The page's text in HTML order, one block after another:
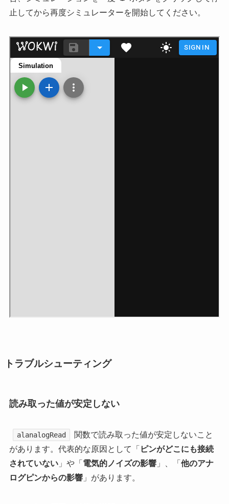
止してから再度シミュレーターを開始してください。
トラブルシューティング
読み取った値が安定しない
alanalogRead
関数で読み取った値が安定しないこと
があります。代表的な原因として「 ピンがどこにも接続
されていない」や「 電気的ノイズの影響」、「 他のアナ
ログピンからの影響」があります。